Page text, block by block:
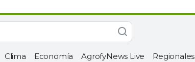
Clima Economía AgrofyNews Live Regionales